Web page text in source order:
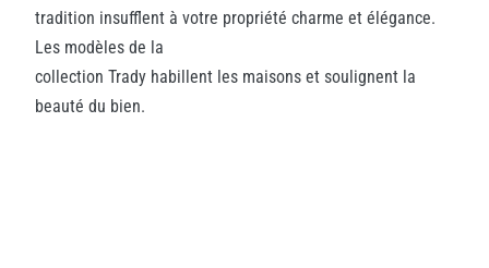
tradition insufflent à votre propriété charme et élégance.
Les modèles de la
collection Trady habillent les maisons et soulignent la
beauté du bien.